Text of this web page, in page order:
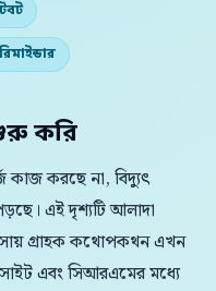
করি
কাজ করছে না, বিদ্যুৎ
এই দৃশ্যটি আলাদা
গ্রাহক কথোপকথন এখন
এবং সিআরএমের মধ্যে